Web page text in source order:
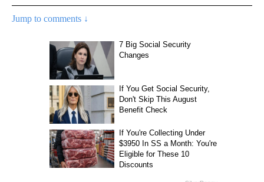
Jump to comments ↓